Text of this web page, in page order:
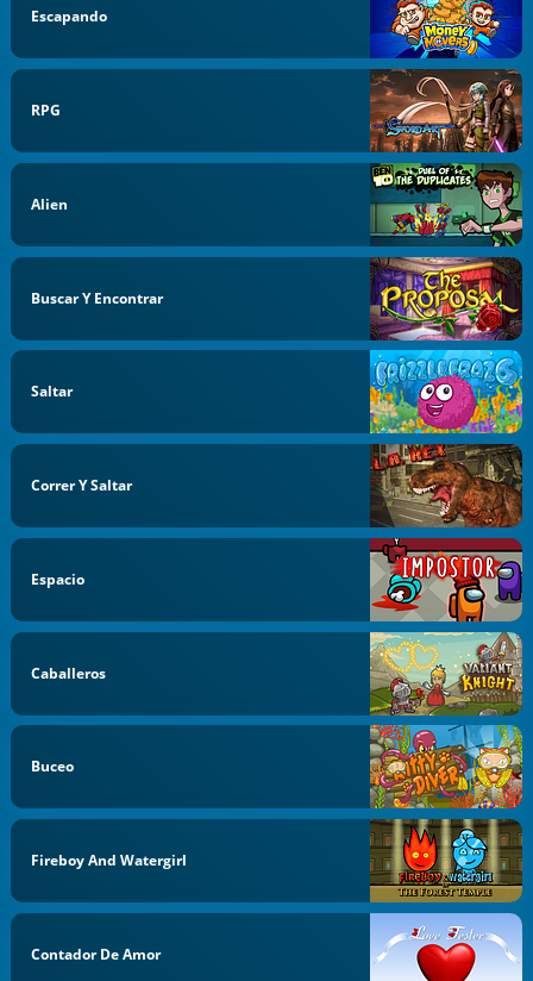
Escapando
RPG
Alien
Buscar Y Encontrar
Saltar
Correr Y Saltar
Espacio
Caballeros
Buceo
Fireboy And Watergirl
Contador De Amor